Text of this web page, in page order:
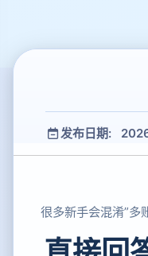
发布日期:
很多新手会混淆”多